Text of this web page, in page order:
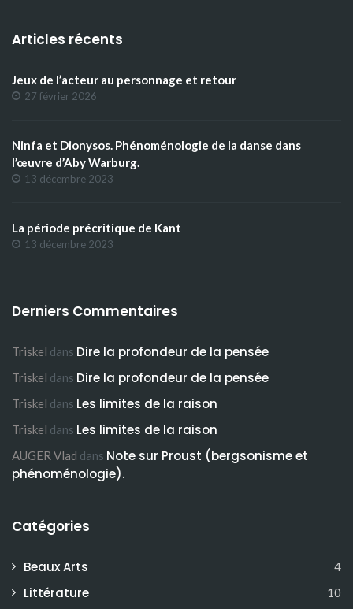
Articles récents
Jeux de l’acteur au personnage et retour
27 février 2026
Ninfa et Dionysos. Phénoménologie de la danse dans
l’œuvre d’Aby Warburg.
13 décembre 2023
La période précritique de Kant
13 décembre 2023
Derniers Commentaires
Triskel dans Dire la profondeur de la pensée
Triskel dans Dire la profondeur de la pensée
Triskel dans Les limites de la raison
Triskel dans Les limites de la raison
AUGER Vlad dans Note sur Proust (bergsonisme et
phénoménologie).
Catégories
Beaux Arts 4
Littérature 10